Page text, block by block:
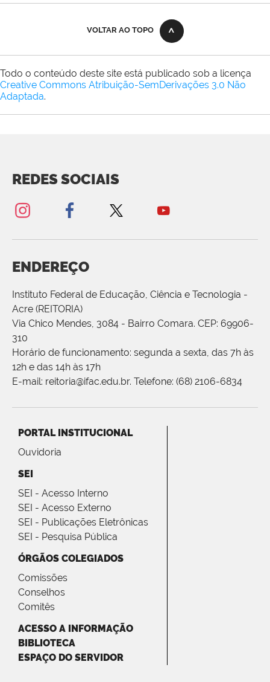
VOLTAR AO TOPO
Todo o conteúdo deste site está publicado sob a licença
Creative Commons Atribuição-SemDerivações 3.0 Não
Adaptada.
REDES SOCIAIS
ENDEREÇO
Instituto Federal de Educação, Ciência e Tecnologia -
Acre (REITORIA)
Via Chico Mendes, 3084 - Bairro Comara. CEP: 69906-
310
Horário de funcionamento: segunda a sexta, das 7h às
12h e das 14h às 17h
E-mail: reitoria@ifac.edu.br. Telefone: (68) 2106-6834
PORTAL INSTITUCIONAL
Ouvidoria
SEI
SEI - Acesso Interno
SEI - Acesso Externo
SEI - Publicações Eletrônicas
SEI - Pesquisa Pública
ÓRGÃOS COLEGIADOS
Comissões
Conselhos
Comitês
ACESSO A INFORMAÇÃO
BIBLIOTECA
ESPAÇO DO SERVIDOR